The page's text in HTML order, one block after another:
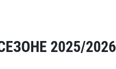
2025/2026